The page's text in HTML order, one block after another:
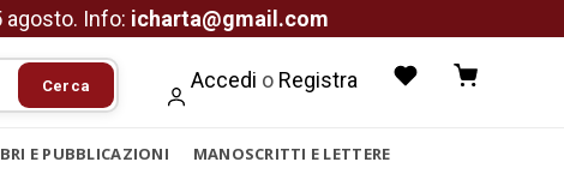
agosto. Info: icharta@gmail.com
Cerca Accedi o Registra
E PUBBLICAZIONI
MANOSCRITTI E LETTERE